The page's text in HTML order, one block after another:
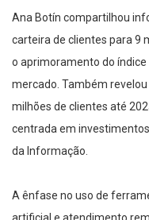
Ana Botín compartilhou
carteira de clientes para 9
o aprimoramento do
mercado. Também
milhões de clientes até
centrada em
da Informação.
A ênfase no uso de